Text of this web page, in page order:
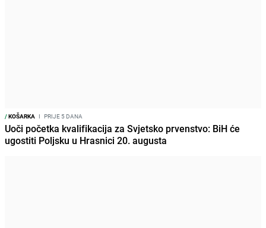
/KOŠARKA I PRIJE 5 DANA
Uoči početka kvalifikacija za Svjetsko prvenstvo: BiH će
ugostiti Poljsku u Hrasnici 20. augusta